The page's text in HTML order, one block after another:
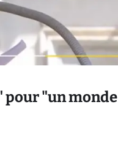
pour "un monde